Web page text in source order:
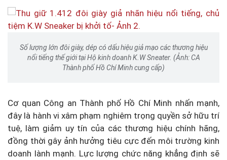
Số lượng lớn đôi giày, dép có dấu hiệu giả mạo các thương hiệu
nổi tiếng thế giới tại Hộ kinh doanh K.W Sneater. (Ảnh: CA
Thành phố Hồ Chí Minh cung cấp)
Cơ quan Công an Thành phố Hồ Chí Minh nhấn mạnh,
đây là hành vi xâm phạm nghiêm trọng quyền sở hữu trí
tuệ, làm giảm uy tín của các thương hiệu chính hãng,
đồng thời gây ảnh hưởng tiêu cực đến môi trường kinh
doanh lành mạnh. Lực lượng chức năng khẳng định sẽ